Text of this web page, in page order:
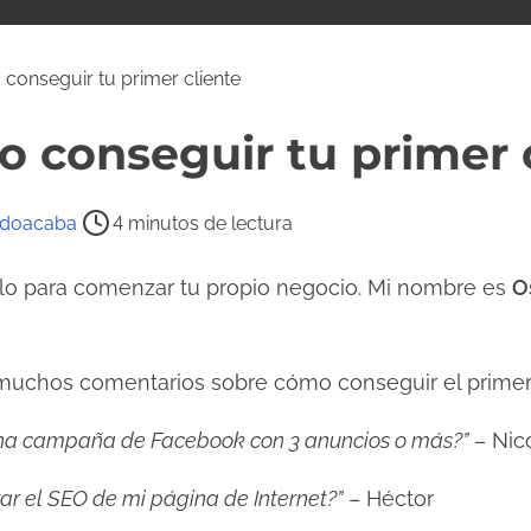
tu primer cliente
conseguir tu primer
4 minutos de lectura
para comenzar tu propio negocio. Mi nombre es
comentarios sobre cómo conseguir el
campaña de Facebook con 3 anuncios o más?”–
el SEO de mi página de Internet?”– Héctor